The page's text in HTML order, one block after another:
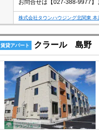
株式会社タウンハウジング北関東 本
賃貸アパート クラール 島野